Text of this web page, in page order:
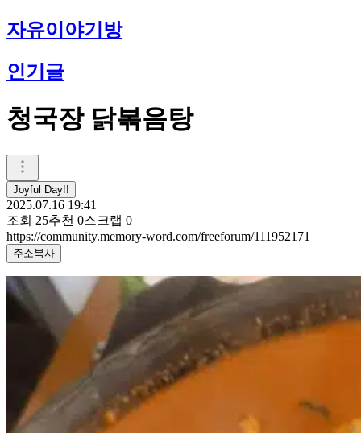
자유이야기방
인기글
청국장 닭볶음탕
Joyful Day!!
2025.07.16 19:41
조회 25추천 0스크랩 0
https://community.memory-word.com/freeforum/111952171
주소복사